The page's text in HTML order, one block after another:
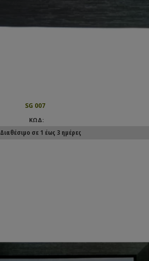
SG 007
ΚΩΔ:
Διαθέσιμο σε 1 έως 3 ημέρες